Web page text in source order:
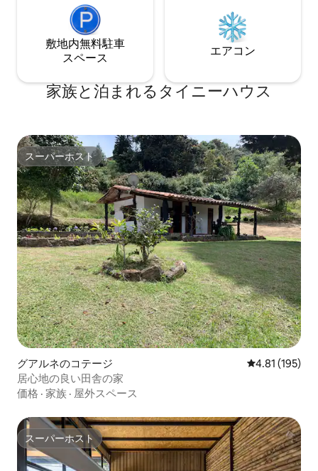
敷地内無料駐⁠車
ス⁠ペ⁠ー⁠ス
エアコン
家族と泊まれるタイニーハウス
スーパーホスト
スーパーホスト
グアルネのコテージ レビュー195
4.81 (195)
居心地の良い田舎の家
価格 · 家族 · 屋外スペース
スーパーホスト
スーパーホスト